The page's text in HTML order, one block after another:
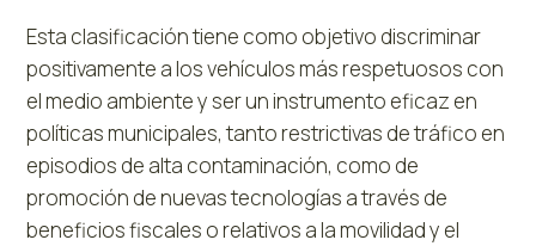
Esta clasificación tiene como objetivo discriminar
positivamente a los vehículos más respetuosos con
el medio ambiente y ser un instrumento eficaz en
políticas municipales, tanto restrictivas de tráfico en
episodios de alta contaminación, como de
promoción de nuevas tecnologías a través de
beneficios fiscales o relativos a la movilidad y el